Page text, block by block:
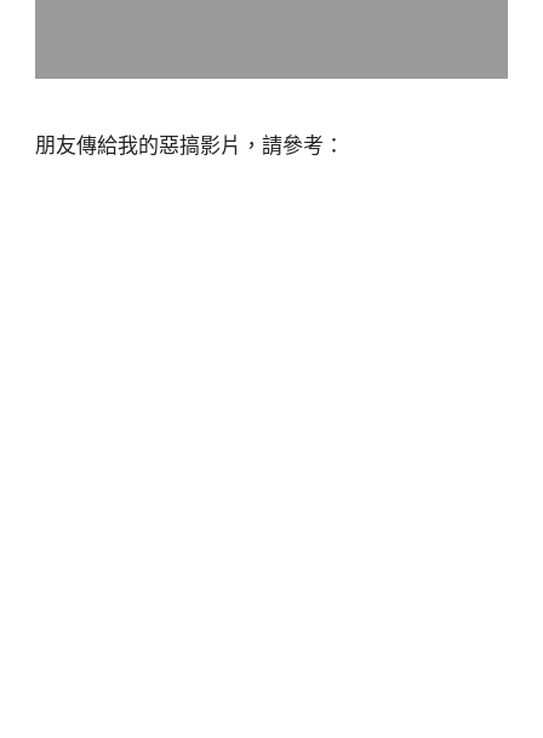
朋友傳給我的惡搞影片，請參考：